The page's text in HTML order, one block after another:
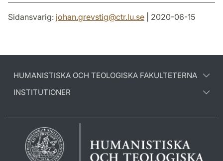
Sidansvarig: johan.grevstig@ctr.lu.se | 2020-06-15
HUMANISTISKA OCH TEOLOGISKA FAKULTETERNA
INSTITUTIONER